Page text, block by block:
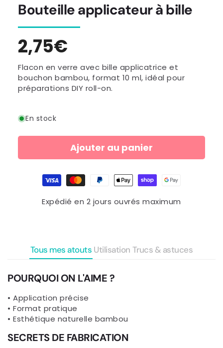
Bouteille applicateur à bille
Prix
habituel
2,75€
Flacon en verre avec bille applicatrice et
bouchon bambou, format 10 ml, idéal pour
préparations DIY roll-on.
En stock
Ajouter au panier
Moyens
paiementExpédié en 2 jours ouvrés maximum
Tous mes atouts Utilisation Trucs & astuces
POURQUOI ON L'AIME ?
• Application précise
• Format pratique
• Esthétique naturelle bambou
SECRETS DE FABRICATION